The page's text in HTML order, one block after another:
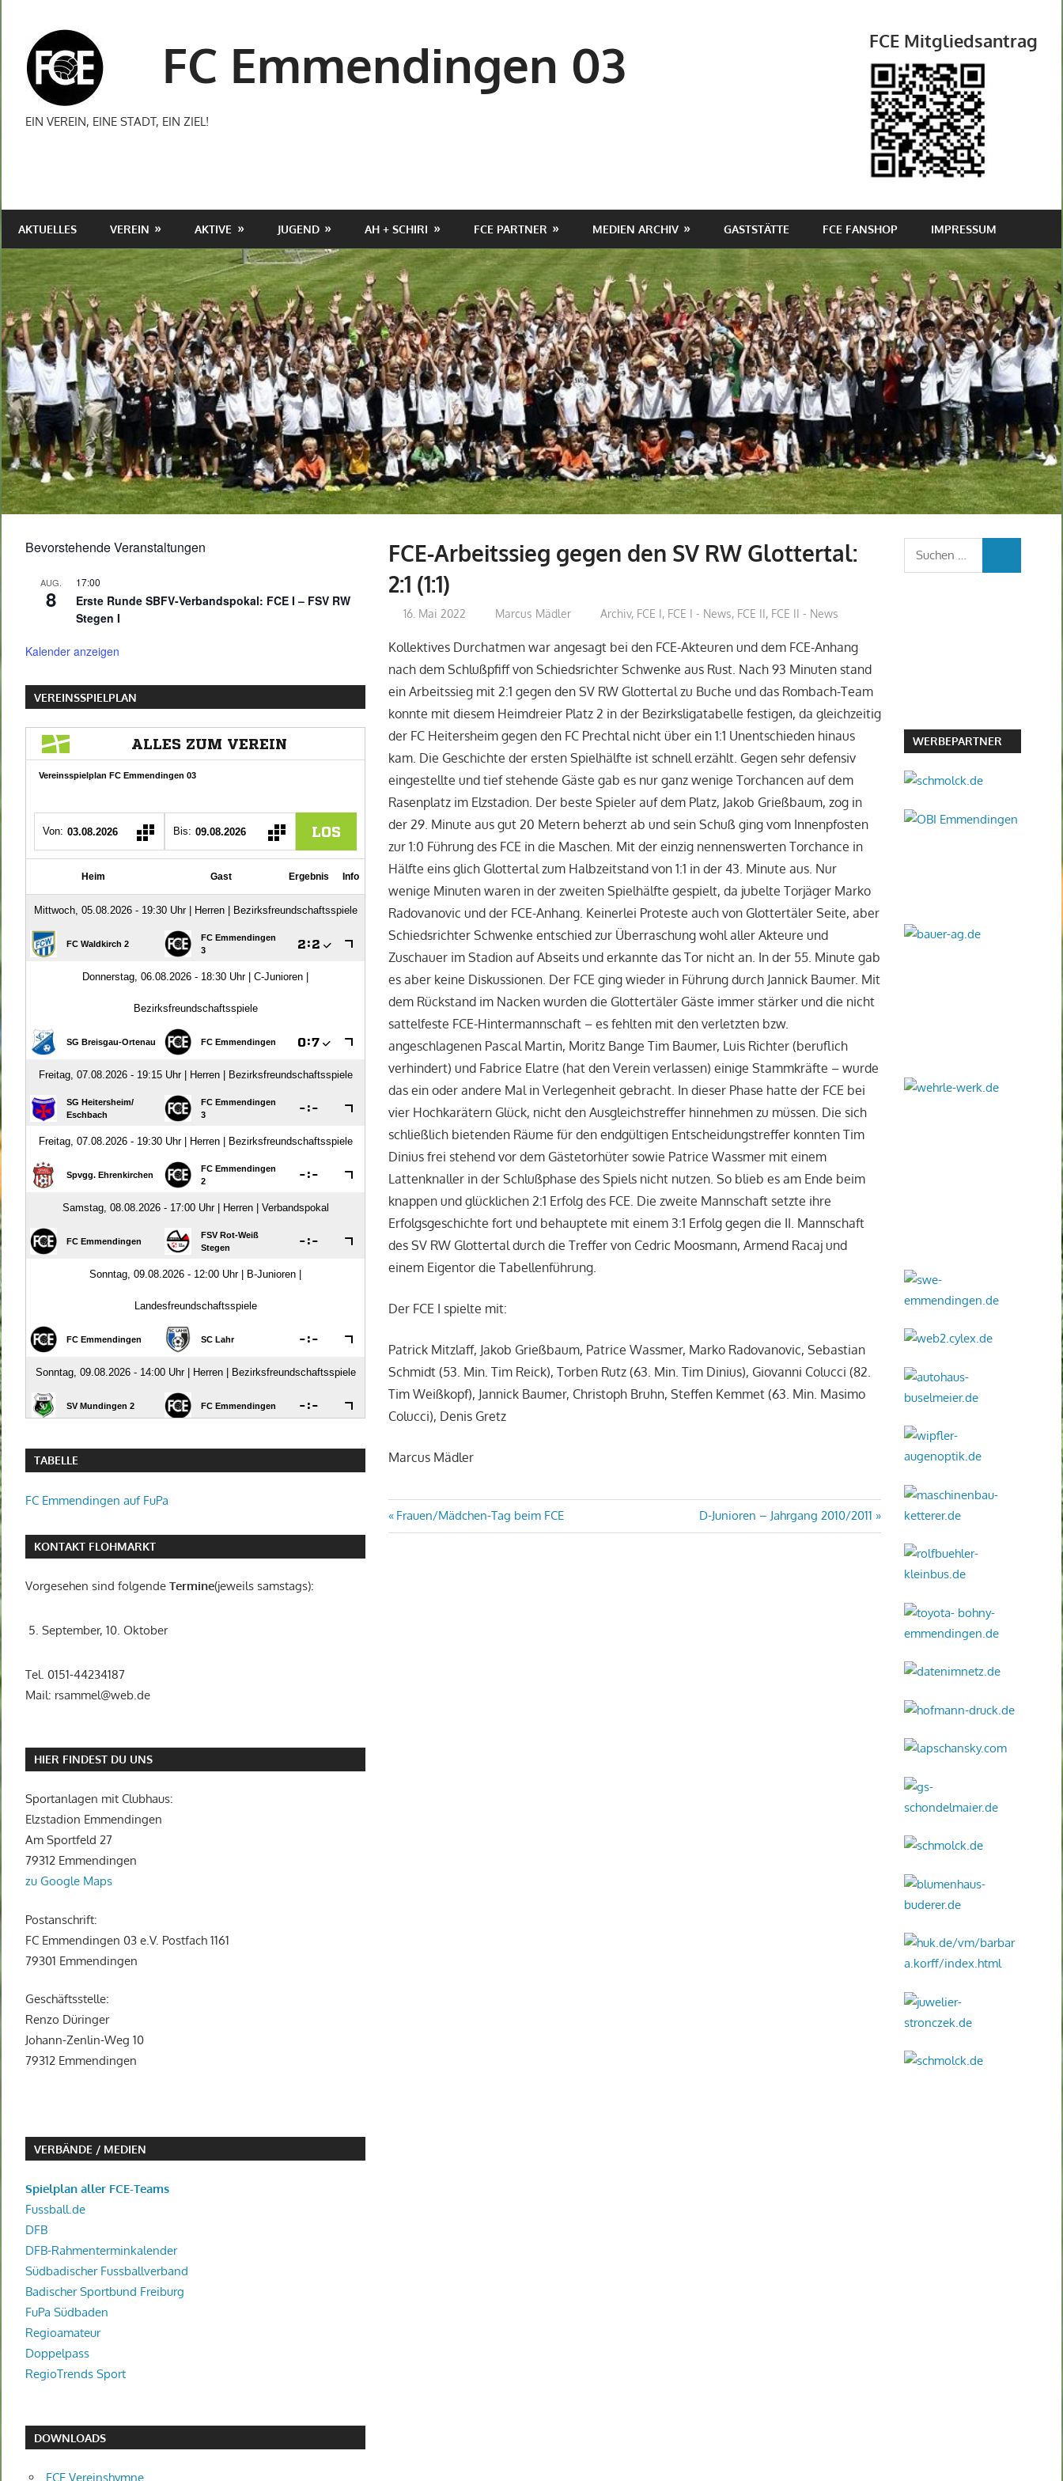
springen
FC Emmendingen 03
EIN VEREIN, EINE STADT, EIN ZIEL!
FCE Mitgliedsantrag
AKTUELLES VEREIN AKTIVE JUGEND AH + SCHIRI FCE PARTNER MEDIEN ARCHIV GASTSTÄTTE FCE FANSHOP IMPRESSUM
FCE-Arbeitssieg gegen den SV RW Glottertal:
2:1 (1:1)
16. Mai 2022 Marcus Mädler Archiv, FCE I, FCE I - News, FCE II, FCE II - News
Kollektives Durchatmen war angesagt bei den FCE-Akteuren und dem FCE-Anhang
nach dem Schlußpfiff von Schiedsrichter Schwenke aus Rust. Nach 93 Minuten stand
ein Arbeitssieg mit 2:1 gegen den SV RW Glottertal zu Buche und das Rombach-Team
konnte mit diesem Heimdreier Platz 2 in der Bezirksligatabelle festigen, da gleichzeitig
der FC Heitersheim gegen den FC Prechtal nicht über ein 1:1 Unentschieden hinaus
kam. Die Geschichte der ersten Spielhälfte ist schnell erzählt. Gegen sehr defensiv
eingestellte und tief stehende Gäste gab es nur ganz wenige Torchancen auf dem
Rasenplatz im Elzstadion. Der beste Spieler auf dem Platz, Jakob Grießbaum, zog in
der 29. Minute aus gut 20 Metern beherzt ab und sein Schuß ging vom Innenpfosten
zur 1:0 Führung des FCE in die Maschen. Mit der einzig nennenswerten Torchance in
Hälfte eins glich Glottertal zum Halbzeitstand von 1:1 in der 43. Minute aus. Nur
wenige Minuten waren in der zweiten Spielhälfte gespielt, da jubelte Torjäger Marko
Radovanovic und der FCE-Anhang. Keinerlei Proteste auch von Glottertäler Seite, aber
Schiedsrichter Schwenke entschied zur Überraschung wohl aller Akteure und
Zuschauer im Stadion auf Abseits und erkannte das Tor nicht an. In der 55. Minute gab
es aber keine Diskussionen. Der FCE ging wieder in Führung durch Jannick Baumer. Mit
dem Rückstand im Nacken wurden die Glottertäler Gäste immer stärker und die nicht
sattelfeste FCE-Hintermannschaft – es fehlten mit den verletzten bzw.
angeschlagenen Pascal Martin, Moritz Bange Tim Baumer, Luis Richter (beruflich
verhindert) und Fabrice Elatre (hat den Verein verlassen) einige Stammkräfte – wurde
das ein oder andere Mal in Verlegenheit gebracht. In dieser Phase hatte der FCE bei
vier Hochkarätern Glück, nicht den Ausgleichstreffer hinnehmen zu müssen. Die sich
schließlich bietenden Räume für den endgültigen Entscheidungstreffer konnten Tim
Dinius frei stehend vor dem Gästetorhüter sowie Patrice Wassmer mit einem
Lattenknaller in der Schlußphase des Spiels nicht nutzen. So blieb es am Ende beim
knappen und glücklichen 2:1 Erfolg des FCE. Die zweite Mannschaft setzte ihre
Erfolgsgeschichte fort und behauptete mit einem 3:1 Erfolg gegen die II. Mannschaft
des SV RW Glottertal durch die Treffer von Cedric Moosmann, Armend Racaj und
einem Eigentor die Tabellenführung.
Der FCE I spielte mit:
Patrick Mitzlaff, Jakob Grießbaum, Patrice Wassmer, Marko Radovanovic, Sebastian
Schmidt (53. Min. Tim Reick), Torben Rutz (63. Min. Tim Dinius), Giovanni Colucci (82.
Tim Weißkopf), Jannick Baumer, Christoph Bruhn, Steffen Kemmet (63. Min. Masimo
Colucci), Denis Gretz
Marcus Mädler
Beitragsnavigation
Vorheriger
Beitrag:
Frauen/Mädchen-Tag beim FCE
Nächster
Beitrag:
D-Junioren – Jahrgang 2010/2011
Bevorstehende Veranstaltungen
AUG.
8
17:00
Erste Runde SBFV-Verbandspokal: FCE I – FSV RW
Stegen I
Kalender anzeigen
VEREINSSPIELPLAN
TABELLE
FC Emmendingen auf FuPa
KONTAKT FLOHMARKT
Vorgesehen sind folgende Termine(jeweils samstags):
5. September, 10. Oktober
Tel. 0151-44234187
Mail: rsammel@web.de
HIER FINDEST DU UNS
Sportanlagen mit Clubhaus:
Elzstadion Emmendingen
Am Sportfeld 27
79312 Emmendingen
zu Google Maps
Postanschrift:
FC Emmendingen 03 e.V. Postfach 1161
79301 Emmendingen
Geschäftsstelle:
Renzo Düringer
Johann-Zenlin-Weg 10
79312 Emmendingen
VERBÄNDE / MEDIEN
Spielplan aller FCE-Teams
Fussball.de
DFB
DFB-Rahmenterminkalender
Südbadischer Fussballverband
Badischer Sportbund Freiburg
FuPa Südbaden
Regioamateur
Doppelpass
RegioTrends Sport
DOWNLOADS
FCE Vereinshymne
Suchen
WERBEPARTNER